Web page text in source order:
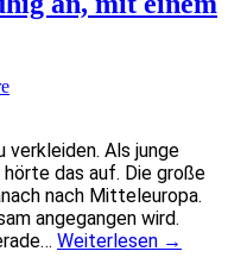
verkleiden. Als junge
hörte das auf. Die große
nach Mitteleuropa.
angegangen wird.
Weiterlesen →